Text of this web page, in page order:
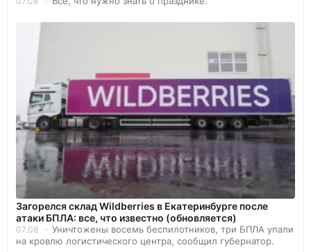
Загорелся склад Wildberries в Екатеринбурге после
атаки БПЛА: все, что известно (обновляется)
07.08
Уничтожены восемь беспилотников, три БПЛА упали
на кровлю логистического центра, сообщил губернатор.